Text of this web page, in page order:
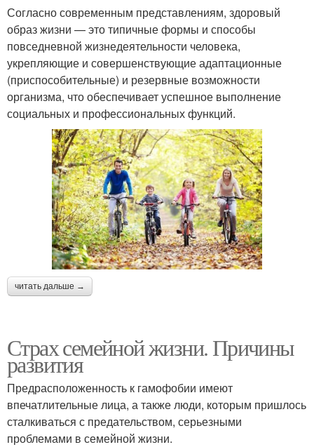
Согласно современным представлениям, здоровый
образ жизни — это типичные формы и способы
повседневной жизнедеятельности человека,
укрепляющие и совершенствующие адаптационные
(приспособительные) и резервные возможности
организма, что обеспечивает успешное выполнение
социальных и профессиональных функций.
читать дальше →
Страх семейной жизни. Причины
развития
Предрасположенность к гамофобии имеют
впечатлительные лица, а также люди, которым пришлось
сталкиваться с предательством, серьезными
проблемами в семейной жизни.